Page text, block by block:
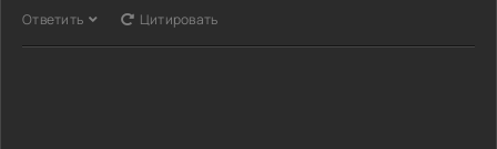
Ответить Цитировать